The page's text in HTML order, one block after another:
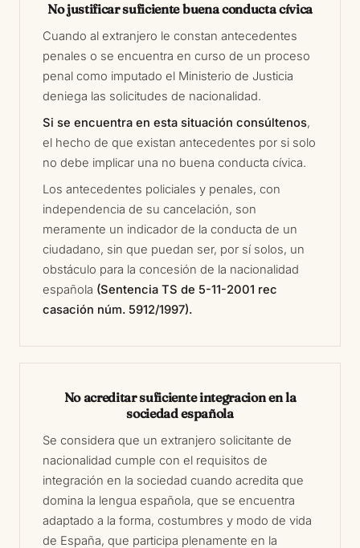
No justificar suficiente buena conducta cívica
Cuando al extranjero le constan antecedentes
penales o se encuentra en curso de un proceso
penal como imputado el Ministerio de Justicia
deniega las solicitudes de nacionalidad.
Si se encuentra en esta situación consúltenos,
el hecho de que existan antecedentes por si solo
no debe implicar una no buena conducta cívica.
Los antecedentes policiales y penales, con
independencia de su cancelación, son
meramente un indicador de la conducta de un
ciudadano, sin que puedan ser, por sí solos, un
obstáculo para la concesión de la nacionalidad
española (Sentencia TS de 5-11-2001 rec
casación núm. 5912/1997).
No acreditar suficiente integracion en la
sociedad española
Se considera que un extranjero solicitante de
nacionalidad cumple con el requisitos de
integración en la sociedad cuando acredita que
domina la lengua española, que se encuentra
adaptado a la forma, costumbres y modo de vida
de España, que participa plenamente en la